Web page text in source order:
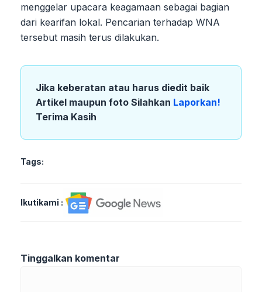
menggelar upacara keagamaan sebagai bagian
dari kearifan lokal. Pencarian terhadap WNA
tersebut masih terus dilakukan.
Jika keberatan atau harus diedit baik
Artikel maupun foto Silahkan Laporkan!
Terima Kasih
Tags:
Ikutikami :
Tinggalkan komentar